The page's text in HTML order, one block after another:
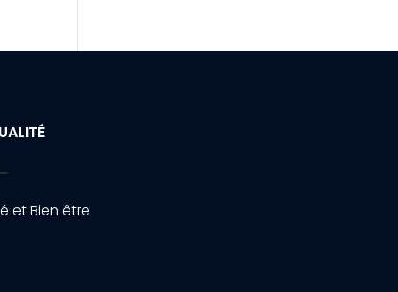
et Bien être